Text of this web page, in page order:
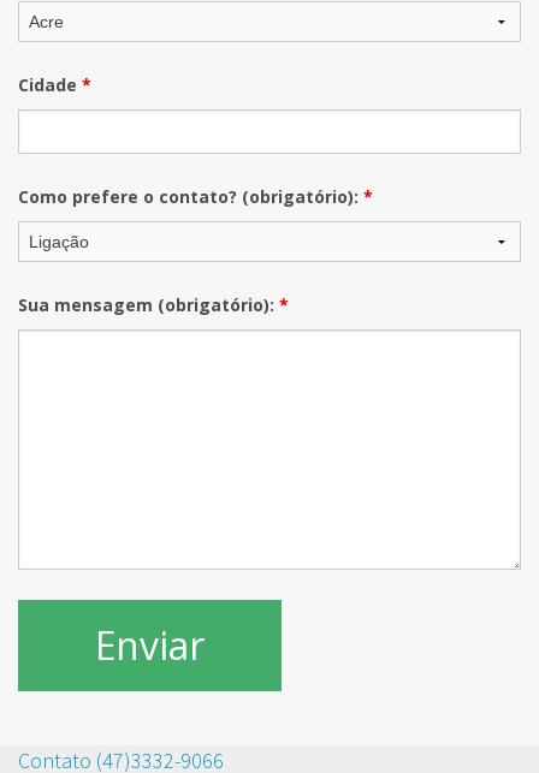
Cidade *
Como prefere o contato? (obrigatório): *
Sua mensagem (obrigatório): *
Contato (47)3332-9066